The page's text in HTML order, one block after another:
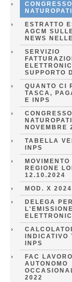
CONGRESSO
ESTRATTO
AGCM
NEWS
SERVIZIO
SUPPORTO
QUANTO CI
TASCA,
E INPS
CONGRESSO
NOVEMBRE
TABELLA
INPS
REGIONE
12.10.2024
MOD. X 2024
DELEGA PER
INDICATIVO
INPS
FAC LAVORO
AUTONOMO
2022